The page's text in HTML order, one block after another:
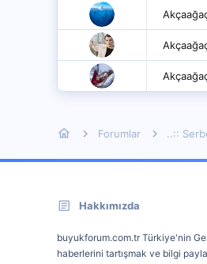
Forumlar ..::
Hakkımızda
buyukforum.com.tr Türkiye'nin
haberlerini tartışmak ve bilgi